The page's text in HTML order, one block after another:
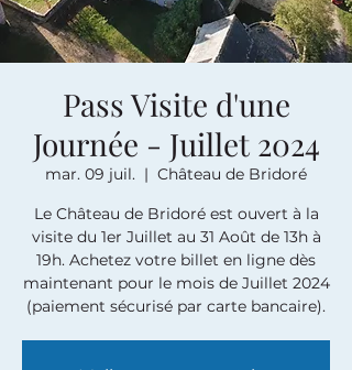
Pass Visite d'une
Journée - Juillet 2024
mar. 09 juil.
  |
Château de Bridoré
Le Château de Bridoré est ouvert à la
visite du 1er Juillet au 31 Août de 13h à
19h. Achetez votre billet en ligne dès
maintenant pour le mois de Juillet 2024
(paiement sécurisé par carte bancaire).